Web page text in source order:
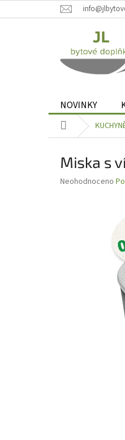
na
NOVINKY
Domů
Miska s
Průměrné
Neohodnoceno